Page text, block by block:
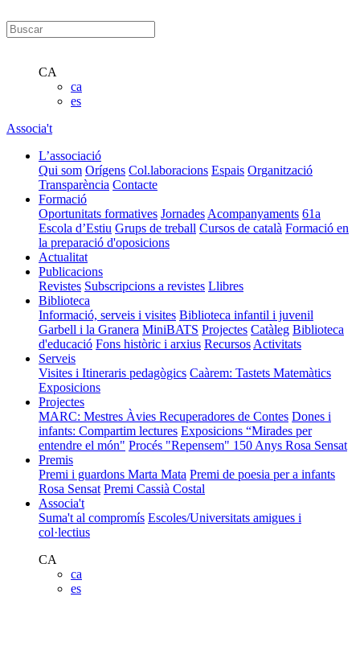
CA
ca
es
Associa't
L’associació
Qui som Orígens Col.laboracions Espais Organització
Transparència Contacte
Formació
Oportunitats formatives Jornades Acompanyaments 61a
Escola d’Estiu Grups de treball Cursos de català Formació en
la preparació d'oposicions
Actualitat
Publicacions
Revistes Subscripcions a revistes Llibres
Biblioteca
Informació, serveis i visites Biblioteca infantil i juvenil
Garbell i la Granera MiniBATS Projectes Catàleg Biblioteca
d'educació Fons històric i arxius Recursos Activitats
Serveis
Visites i Itineraris pedagògics Caàrem: Tastets Matemàtics
Exposicions
Projectes
MARC: Mestres Àvies Recuperadores de Contes Dones i
infants: Compartim lectures Exposicions “Mirades per
entendre el món" Procés "Repensem" 150 Anys Rosa Sensat
Premis
Premi i guardons Marta Mata Premi de poesia per a infants
Rosa Sensat Premi Cassià Costal
Associa't
Suma't al compromís Escoles/Universitats amigues i
col·lectius
CA
ca
es